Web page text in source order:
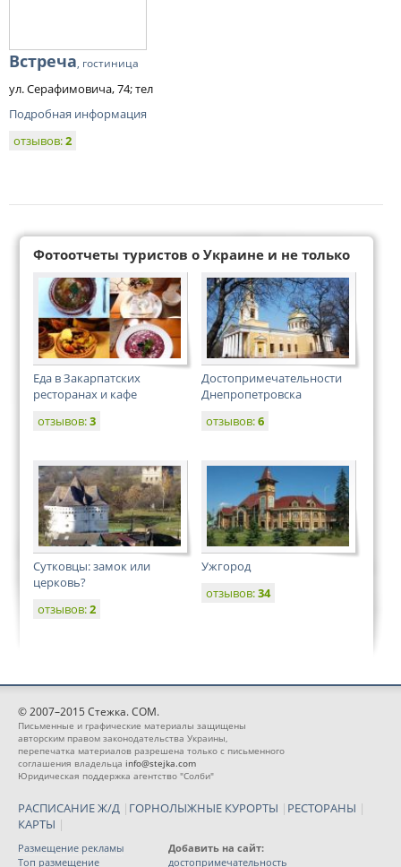
Встреча, гостиница
ул. Серафимовича, 74; тел
Подробная информация
отзывов:2
Фотоотчеты туристов о Украине и не только
Еда в Закарпатских
ресторанах и кафе
отзывов:3
Достопримечательности
Днепропетровска
отзывов:6
Сутковцы: замок или
церковь?
отзывов:2
Ужгород
отзывов:34
© 2007–2015 Стежка. COM.
Письменные и графические материалы защищены
авторским правом законодательства Украины,
перепечатка материалов разрешена только с письменного
соглашения владельца info@stejka.com
Юридическая поддержка агентство "Солби"
РАСПИСАНИЕ Ж/Д | ГОРНОЛЫЖНЫЕ КУРОРТЫ | РЕСТОРАНЫ |
КАРТЫ |
Размещение рекламы
Топ размещение
Добавить на сайт:
достопримечательность